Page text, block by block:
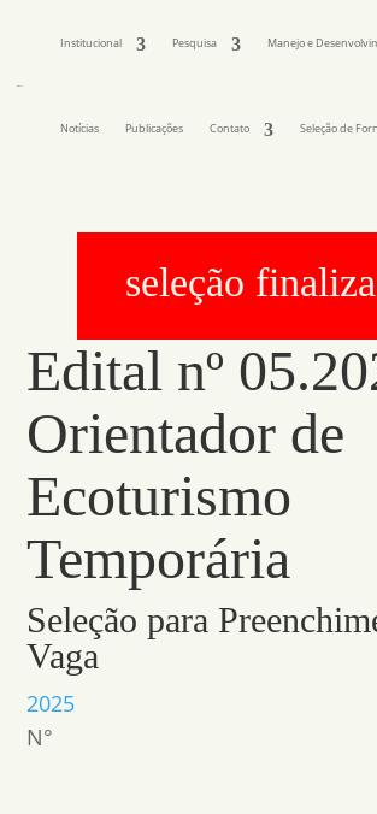
Institucional Pesquisa Manejo e
Notícias Publicações Contato Seleção de
seleção
Edital nº
Orientador de
Ecoturismo
Temporária
Seleção para
Vaga
2025
N°